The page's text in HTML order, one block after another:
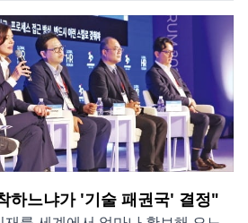
하느냐가 '기술 패권국' 결정"